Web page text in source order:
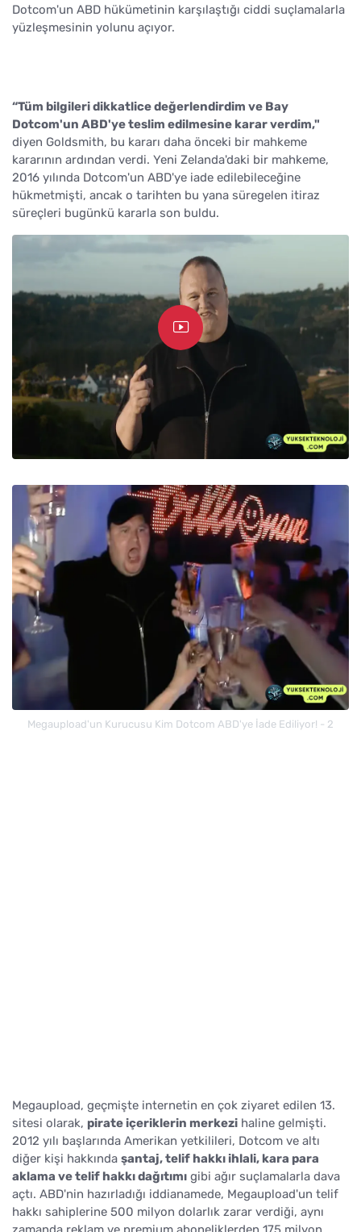
Dotcom'un ABD hükümetinin karşılaştığı ciddi suçlamalarla
yüzleşmesinin yolunu açıyor.
“Tüm bilgileri dikkatlice değerlendirdim ve Bay
Dotcom'un ABD'ye teslim edilmesine karar verdim,"
diyen Goldsmith, bu kararı daha önceki bir mahkeme
kararının ardından verdi. Yeni Zelanda'daki bir mahkeme,
2016 yılında Dotcom'un ABD'ye iade edilebileceğine
hükmetmişti, ancak o tarihten bu yana süregelen itiraz
süreçleri bugünkü kararla son buldu.
Megaupload'un Kurucusu Kim Dotcom ABD'ye İade Ediliyor! - 2
Megaupload, geçmişte internetin en çok ziyaret edilen 13.
sitesi olarak, pirate içeriklerin merkezi haline gelmişti.
2012 yılı başlarında Amerikan yetkilileri, Dotcom ve altı
diğer kişi hakkında şantaj, telif hakkı ihlali, kara para
aklama ve telif hakkı dağıtımı gibi ağır suçlamalarla dava
açtı. ABD'nin hazırladığı iddianamede, Megaupload'un telif
hakkı sahiplerine 500 milyon dolarlık zarar verdiği, aynı